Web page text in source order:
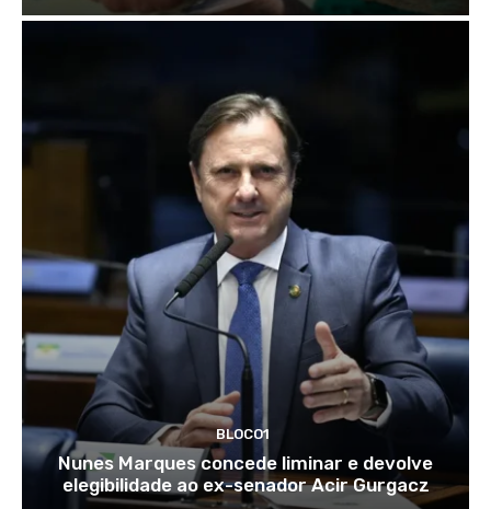
BLOCO1
Nunes Marques concede liminar e devolve
elegibilidade ao ex-senador Acir Gurgacz